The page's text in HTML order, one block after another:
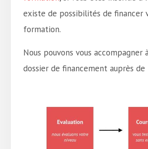
existe de possibilités de financer
formation.
Nous pouvons vous accompagner
dossier de financement auprès de